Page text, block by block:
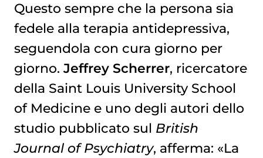
Questo sempre che la persona sia
fedele alla terapia antidepressiva,
seguendola con cura giorno per
giorno. Jeffrey Scherrer, ricercatore
della Saint Louis University School
of Medicine e uno degli autori dello
studio pubblicato sul British
Journal of Psychiatry, afferma: «La